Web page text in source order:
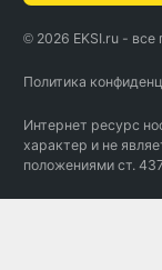
© 2026 EKSI.ru -
Политика
Интернет ресурс
характер и не
положениями ст.